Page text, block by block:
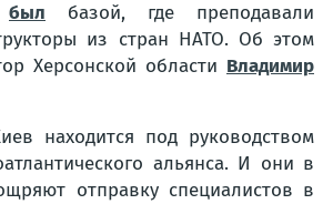
был базой, где преподавали
из стран НАТО. Об этом
Херсонской области Владимир
находится под руководством
альянса. И они в
отправку специалистов в